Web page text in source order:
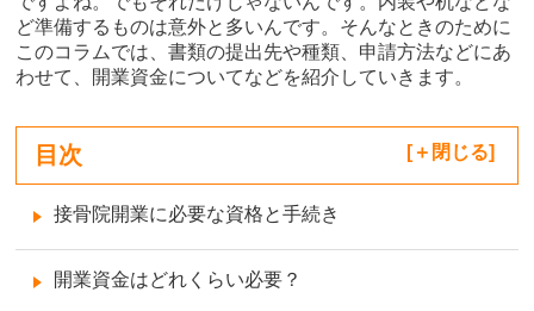
ど準備するものは意外と多いんです。そんなときのために
このコラムでは、書類の提出先や種類、申請方法などにあ
わせて、開業資金についてなどを紹介していきます。
目次 [ 閉じる]
接骨院開業に必要な資格と手続き
開業資金はどれくらい必要？